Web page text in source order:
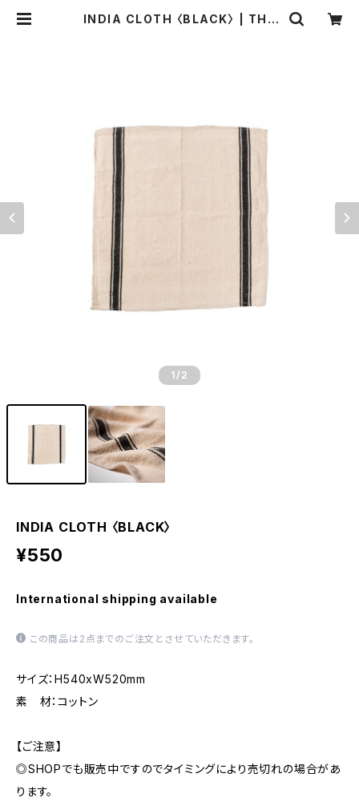
INDIA CLOTH 〈BLACK〉 | THE
1 /2
INDIA CLOTH 〈BLACK〉
¥550
International shipping available
この商品は2点までのご注文とさせていただきます。
サイズ：H540xW520mm
素 材：コットン
【ご注意】
◎SHOPでも販売中ですのでタイミングにより売切れの場合があ
ります。